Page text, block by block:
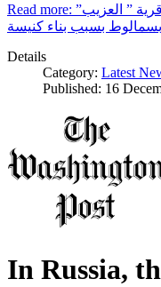
Read more: اعتداءات على أقباط قرية ” العزيب”
بسمالوط بسبب بناء كنيسة
Details
Category: Latest
Published: 16
In Russia,